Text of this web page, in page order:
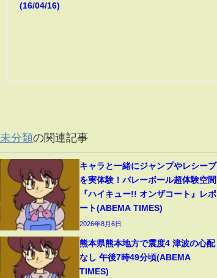
(16/04/16)
未分類の関連記事
キャラと一緒にジャンプやレシーブ
を実体験！バレーボール超体験空間
『ハイキュー!! オンザコート』レポ
ート(ABEMA TIMES)
2026年8月6日
熊本県熊本地方で震度4 津波の心配
なし 午後7時49分頃(ABEMA
TIMES)